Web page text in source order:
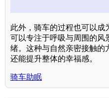
此外，骑车的过程也可以成
可以专注于呼吸与周围的风
绪。这种与自然亲密接触的
还能提升整体的幸福感。
骑车助眠